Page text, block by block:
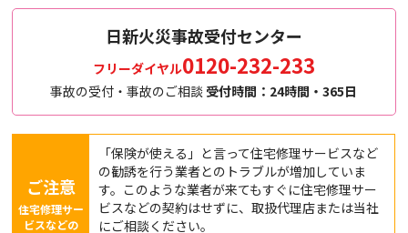
日新火災事故受付センター
フリーダイヤル0120-232-233
事故の受付・事故のご相談 受付時間：24時間・365日
ご注意
住宅修理サー
ビスなどの
「保険が使える」と言って住宅修理サービスなど
の勧誘を行う業者とのトラブルが増加していま
す。このような業者が来てもすぐに住宅修理サー
ビスなどの契約はせずに、取扱代理店または当社
にご相談ください。